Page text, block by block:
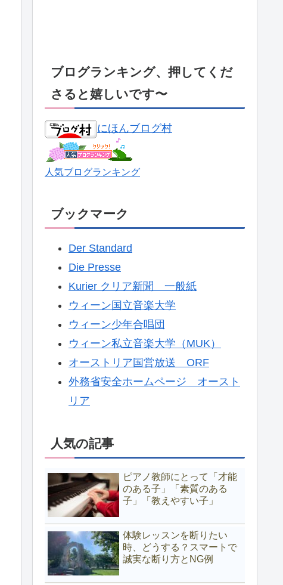
ブログランキング、押してくだ
さると嬉しいです〜
にほんブログ村
人気ブログランキング
ブックマーク
Der Standard
Die Presse
Kurier クリア新聞 一般紙
ウィーン国立音楽大学
ウィーン少年合唱団
ウィーン私立音楽大学（MUK）
オーストリア国営放送 ORF
外務省安全ホームページ オースト
リア
人気の記事
ピアノ教師にとって「才能
のある子」「素質のある
子」「教えやすい子」
体験レッスンを断りたい
時、どうする？スマートで
誠実な断り方とNG例